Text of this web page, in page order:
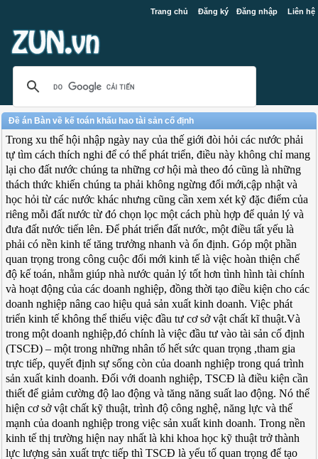
Trang chủ Đăng ký Đăng nhập Liên hệ
Đề án Bàn về kế toán khấu hao tài sản cố định
Trong xu thế hội nhập ngày nay của thế giới đòi hỏi các nước phải
tự tìm cách thích nghi để có thể phát triển, điều này không chỉ mang
lại cho đất nước chúng ta những cơ hội mà theo đó cũng là những
thách thức khiến chúng ta phải không ngừng đổi mới,cập nhật và
học hỏi từ các nước khác nhưng cũng cần xem xét kỹ đặc điểm của
riêng mỗi đất nước từ đó chọn lọc một cách phù hợp để quản lý và
đưa đất nước tiến lên. Để phát triển đất nước, một điều tất yếu là
phải có nền kinh tế tăng trưởng nhanh và ổn định. Góp một phần
quan trọng trong công cuộc đổi mới kinh tế là việc hoàn thiện chế
độ kế toán, nhằm giúp nhà nước quản lý tốt hơn tình hình tài chính
và hoạt động của các doanh nghiệp, đồng thời tạo điều kiện cho các
doanh nghiệp nâng cao hiệu quả sản xuất kinh doanh. Việc phát
triển kinh tế không thể thiếu việc đầu tư cơ sở vật chất kĩ thuật.Và
trong một doanh nghiệp,đó chính là việc đầu tư vào tài sản cố định
(TSCĐ) – một trong những nhân tố hết sức quan trọng ,tham gia
trực tiếp, quyết định sự sống còn của doanh nghiệp trong quá trình
sản xuất kinh doanh. Đối với doanh nghiệp, TSCĐ là điều kiện cần
thiết để giảm cường độ lao động và tăng năng suất lao động. Nó thể
hiện cơ sở vật chất kỹ thuật, trình độ công nghệ, năng lực và thế
mạnh của doanh nghiệp trong việc sản xuất kinh doanh. Trong nền
kinh tế thị trường hiện nay nhất là khi khoa học kỹ thuật trở thành
lực lượng sản xuất trực tiếp thì TSCĐ là yếu tố quan trọng để tạo